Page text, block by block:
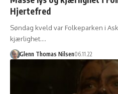
Hjertefred
Søndag kveld var Folkeparken i
kjærlighet.…
Glenn Thomas Nilsen06.11.22